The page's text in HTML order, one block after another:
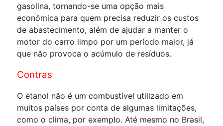
gasolina, tornando-se uma opção mais
econômica para quem precisa reduzir os custos
de abastecimento, além de ajudar a manter o
motor do carro limpo por um período maior, já
que não provoca o acúmulo de resíduos.
Contras
O etanol não é um combustível utilizado em
muitos países por conta de algumas limitações,
como o clima, por exemplo. Até mesmo no Brasil,